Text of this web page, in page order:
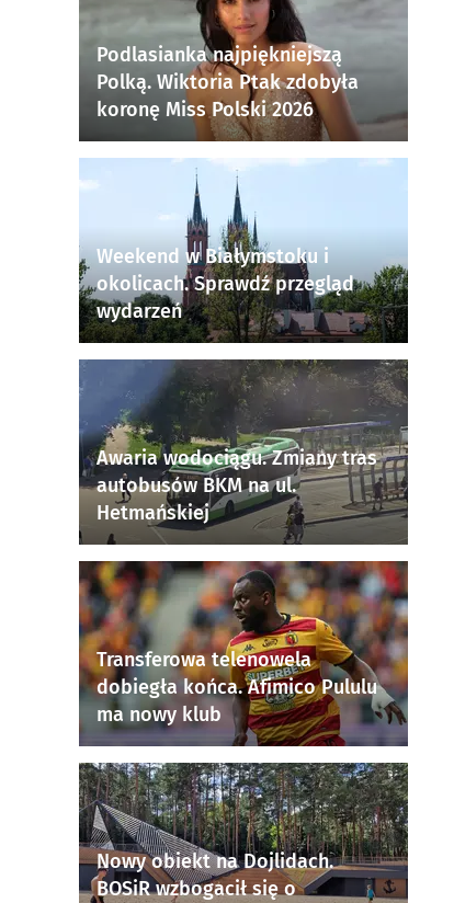
Podlasianka najpiękniejszą
Polką. Wiktoria Ptak zdobyła
koronę Miss Polski 2026
Weekend w Białymstoku i
okolicach. Sprawdź przegląd
wydarzeń
Awaria wodociągu. Zmiany tras
autobusów BKM na ul.
Hetmańskiej
Transferowa telenowela
dobiegła końca. Afimico Pululu
ma nowy klub
Nowy obiekt na Dojlidach.
BOSiR wzbogacił się o